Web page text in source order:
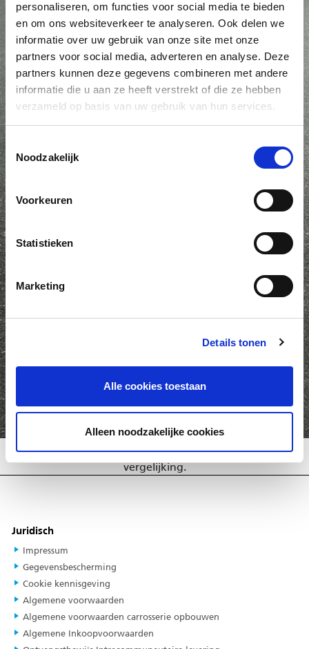
personaliseren, om functies voor social media te bieden
en om ons websiteverkeer te analyseren. Ook delen we
informatie over uw gebruik van onze site met onze
partners voor social media, adverteren en analyse. Deze
partners kunnen deze gegevens combineren met andere
informatie die u aan ze heeft verstrekt of die ze hebben
verzameld op basis van uw gebruik van hun services.
Toestemmingsselectie
Noodzakelijk
Voorkeuren
Statistieken
Marketing
Details tonen
Alle cookies toestaan
Alleen noodzakelijke cookies
HA Multi HA Allrounder
Enkelasser
VERGELIJK AANHANGWAGENS
Selecteer een of meer
aanhangwagens voor een
vergelijking.
Juridisch
Impressum
Gegevensbescherming
Cookie kennisgeving
Algemene voorwaarden
Algemene voorwaarden carrosserie opbouwen
Algemene Inkoopvoorwaarden